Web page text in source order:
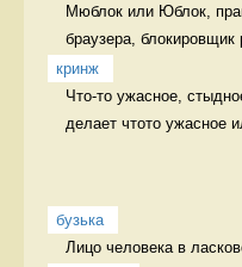
Мюблок или Юблок,
браузера, блокировщик
кринж
Что-то ужасное,
делает чтото ужасное
бузька
Лицо человека в